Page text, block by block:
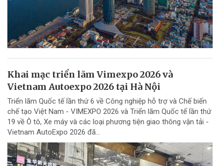
Khai mạc triển lãm Vimexpo 2026 và
Vietnam Autoexpo 2026 tại Hà Nội
Triển lãm Quốc tế lần thứ 6 về Công nghiệp hỗ trợ và Chế biến
chế tạo Việt Nam - VIMEXPO 2026 và Triển lãm Quốc tế lần thứ
19 về Ô tô, Xe máy và các loại phương tiện giao thông vận tải -
Vietnam AutoExpo 2026 đã...